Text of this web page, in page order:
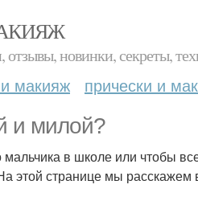
новинки, секреты,
макияж прически и
и милой?
мальчика в школе или чтобы
странице мы расскажем